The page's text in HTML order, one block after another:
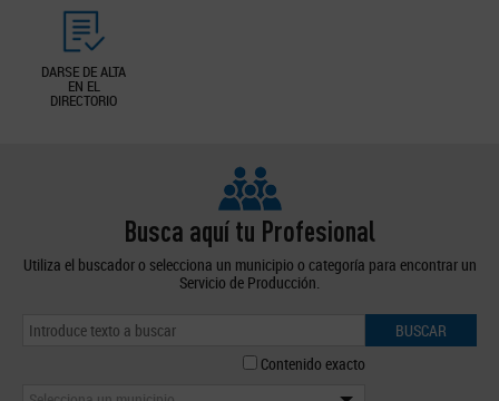
DARSE DE ALTA
EN EL
DIRECTORIO
Busca aquí tu Profesional
Utiliza el buscador o selecciona un municipio o categoría para encontrar un
Servicio de Producción.
BUSCAR
Contenido exacto